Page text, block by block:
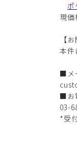
現価
【
本件
■メ
■お
03-
*受